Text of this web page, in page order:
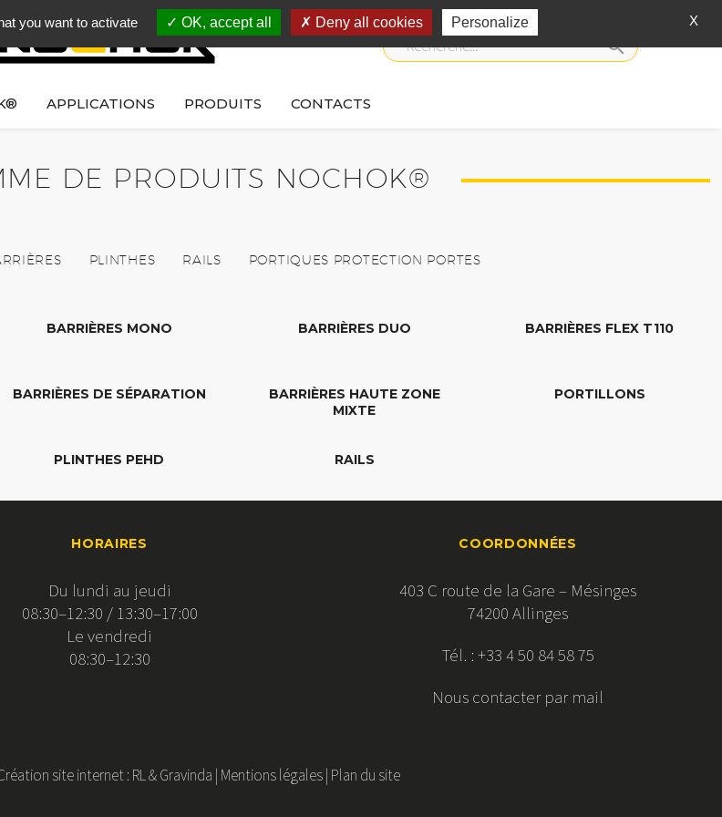
APPLICATIONS PRODUITS CONTACTS
DE PRODUITS NOCHOK®
PLINTHES RAILS PORTIQUES PROTECTION PORTES
BARRIÈRES MONO BARRIÈRES DUO BARRIÈRES FLEX T110
BARRIÈRES DE SÉPARATION
BARRIÈRES HAUTE ZONE
MIXTE
PORTILLONS
PLINTHES PEHD RAILS
HORAIRES
Du lundi au jeudi
08:30–12:30 / 13:30–17:00
Le vendredi
08:30–12:30
COORDONNÉES
403 C route de la Gare – Mésinges
74200 Allinges
Tél. : +33 4 50 84 58 75
Nous contacter par mail
site internet : RL&Gravinda | Mentions légales| Plan du site
X
you want to activate OK, accept all Deny all cookies Personalize